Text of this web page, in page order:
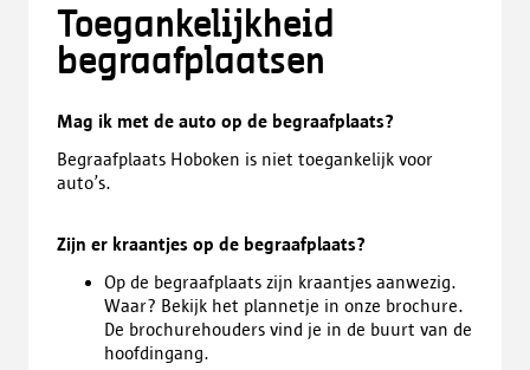
Toegankelijkheid
begraafplaatsen
Mag ik met de auto op de begraafplaats?
Begraafplaats Hoboken is niet toegankelijk voor
auto’s.
Zijn er kraantjes op de begraafplaats?
Op de begraafplaats zijn kraantjes aanwezig.
Waar? Bekijk het plannetje in onze brochure.
De brochurehouders vind je in de buurt van de
hoofdingang.